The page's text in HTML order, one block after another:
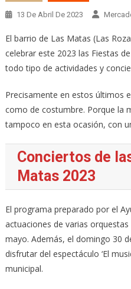
13 De Abril De 2023
El barrio de Las Matas (Las
celebrar este 2023 las Fiestas
todo tipo de actividades y
Precisamente en estos últimos
como de costumbre. Porque la
tampoco en esta ocasión, con
Conciertos de
Matas 2023
El programa preparado por el
actuaciones de varias
mayo. Además, el domingo 30
disfrutar del espectáculo ‘El
municipal.